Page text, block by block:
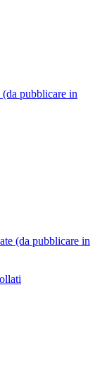
pubblicare in
(da pubblicare in